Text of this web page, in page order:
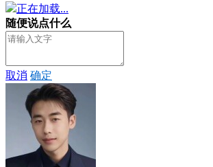
正在加载...
随便说点什么
取消 确定